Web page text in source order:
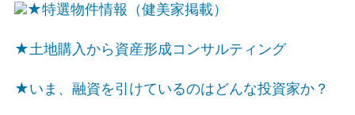
★特選物件情報（健美家掲載）
★土地購入から資産形成コンサルティング
★いま、融資を引けているのはどんな投資家か？